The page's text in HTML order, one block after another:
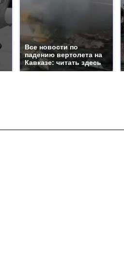
Все новости по
падению вертолета на
Кавказе: читать здесь